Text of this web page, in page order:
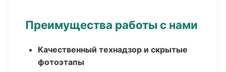
Преимущества работы с нами
Качественный технадзор и скрытые
фотоэтапы